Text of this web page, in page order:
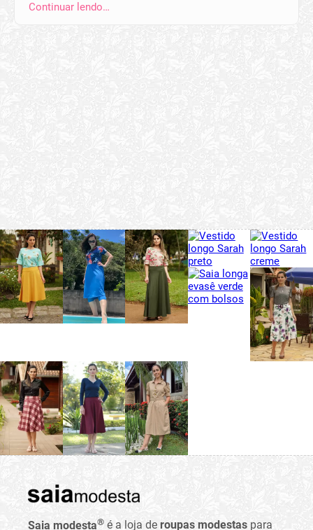
Continuar lendo…
Saia modesta® é a loja de roupas modestas para